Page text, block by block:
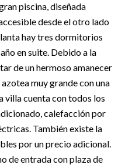
piscina, diseñada
desde el otro lado
hay tres dormitorios
en suite. Debido a la
de un hermoso amanecer
muy grande con una
villa cuenta con todos los
calefacción por
También existe la
por un precio adicional.
de entrada con plaza de